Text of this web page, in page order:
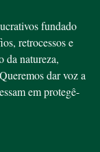
fundado
retrocessos e
da natureza,
dar voz a
em protegê-